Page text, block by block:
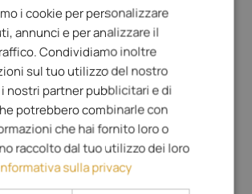
Family & Funpark
minerale Sopracqua
Etnografico San Nicolò
Masi storici
ITALIAN
i cookie per personalizzare
annunci e per analizzare il
Condividiamo inoltre
sul tuo utilizzo del nostro
nostri partner pubblicitari e di
potrebbero combinarle con
che hai fornito loro o
raccolto dal tuo utilizzo dei loro
sulla privacy